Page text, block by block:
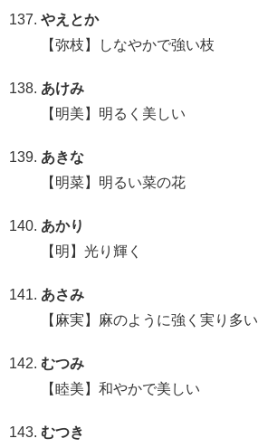
やえとか
【弥枝】しなやかで強い枝
あけみ
【明美】明るく美しい
あきな
【明菜】明るい菜の花
あかり
【明】光り輝く
あさみ
【麻実】麻のように強く実り多い
むつみ
【睦美】和やかで美しい
むつき